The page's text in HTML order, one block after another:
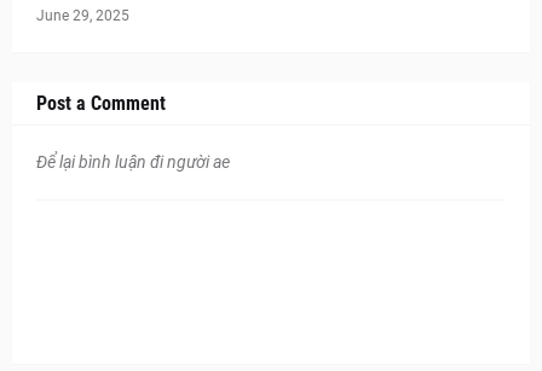
June 29, 2025
Post a Comment
Để lại bình luận đi người ae